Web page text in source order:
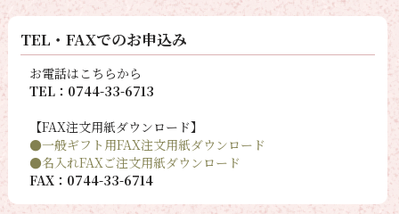
TEL・FAXでのお申込み
お電話はこちらから
TEL：0744-33-6713
【FAX注文用紙ダウンロード】
●一般ギフト用FAX注文用紙ダウンロード
●名入れFAXご注文用紙ダウンロード
FAX：0744-33-6714